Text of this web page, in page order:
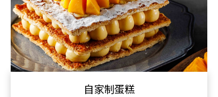
自家制蛋糕